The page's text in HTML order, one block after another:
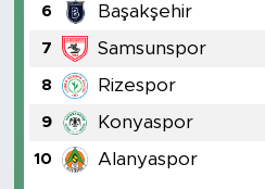
6 Başakşehir
7 Samsunspor
8 Rizespor
9 Konyaspor
10 Alanyaspor